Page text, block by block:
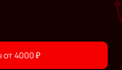
от 4000₽